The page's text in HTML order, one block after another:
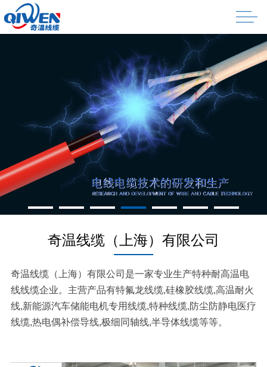
奇温线缆（上海）有限公司
奇温线缆（上海）有限公司是一家专业生产特种耐高温电
线线缆企业。主营产品有特氟龙线缆,硅橡胶线缆,高温耐火
线,新能源汽车储能电机专用线缆,特种线缆,防尘防静电医疗
线缆,热电偶补偿导线,极细同轴线,半导体线缆等等。